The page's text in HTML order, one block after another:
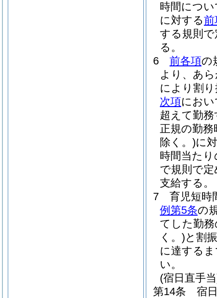
時間につ
に対する前
する規則
る。
6
前各項の
より、あ
により割
次項にお
超えて勤
正規の勤
除く。)に
時間当た
で規則で
支給する。
7
育児短時
例第5条の
てした勤
く。)と割
に達する
い。
(宿日直手
第14条
宿